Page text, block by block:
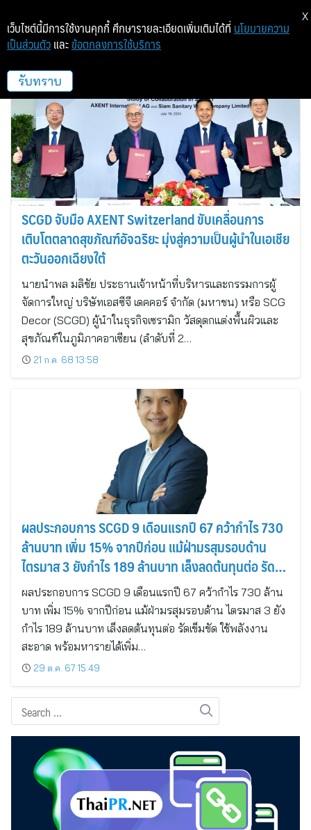
เอสซีจี เดคคอร์
SCGD จับมือ AXENT Switzerland ขับเคลื่อนการ
เติบโตตลาดสุขภัณฑ์อัจฉริยะ มุ่งสู่ความเป็นผู้นำในเอเชีย
ตะวันออกเฉียงใต้
นายนำพล มลิชัย ประธานเจ้าหน้าที่บริหารและกรรมการผู้
จัดการใหญ่ บริษัทเอสซีจี เดคคอร์ จำกัด (มหาชน) หรือ SCG
Decor (SCGD) ผู้นำในธุรกิจเซรามิก วัสดุตกแต่งพื้นผิวและ
สุขภัณฑ์ในภูมิภาคอาเซียน (ลำดับที่ 2…
21 ก.ค. 68 13:58
ผลประกอบการ SCGD 9 เดือนแรกปี 67 คว้ากำไร 730
ล้านบาท เพิ่ม 15% จากปีก่อน แม้ฝ่ามรสุมรอบด้าน
ไตรมาส 3 ยังกำไร 189 ล้านบาท เล็งลดต้นทุนต่อ รัด
เข็มขัด ใช้พลังงานสะอาด
ผลประกอบการ SCGD 9 เดือนแรกปี 67 คว้ากำไร 730 ล้าน
บาท เพิ่ม 15% จากปีก่อน แม้ฝ่ามรสุมรอบด้าน ไตรมาส 3 ยัง
กำไร 189 ล้านบาท เล็งลดต้นทุนต่อ รัดเข็มขัด ใช้พลังงาน
สะอาด พร้อมหารายได้เพิ่ม…
29 ต.ค. 67 15:49
เว็บไซต์นี้มีการใช้งานคุกกี้ ศึกษารายละเอียดเพิ่มเติมได้ที่ นโยบายความ
เป็นส่วนตัว และ ข้อตกลงการใช้บริการ
รับทราบ
X